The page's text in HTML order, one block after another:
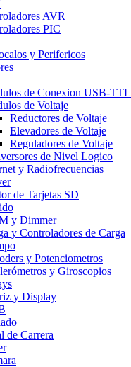
AVR
PIC
y Perifericos
de Conexion USB-TTL
de Voltaje
Reductores de Voltaje
Elevadores de Voltaje
Reguladores de Voltaje
de Nivel Logico
y Radiofrecuencias
de Tarjetas SD
y Dimmer
y Controladores de Carga
y Potenciometros
y Giroscopios
y Display
de Carrera